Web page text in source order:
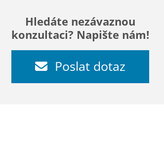
Hledáte nezávaznou
konzultaci? Napište nám!
Poslat dotaz